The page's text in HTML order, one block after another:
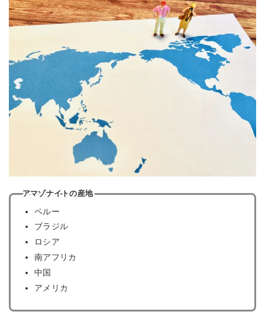
アマゾナイトの産地
ペルー
ブラジル
ロシア
南アフリカ
中国
アメリカ